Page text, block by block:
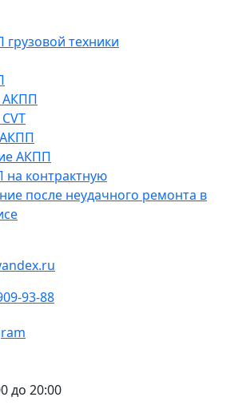
техники
АКПП
АКПП
контрактную
после неудачного ремонта в
93-88
до 20:00